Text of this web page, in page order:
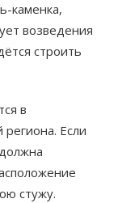
каменка,
возведения
строить
в
региона. Если
стужу.